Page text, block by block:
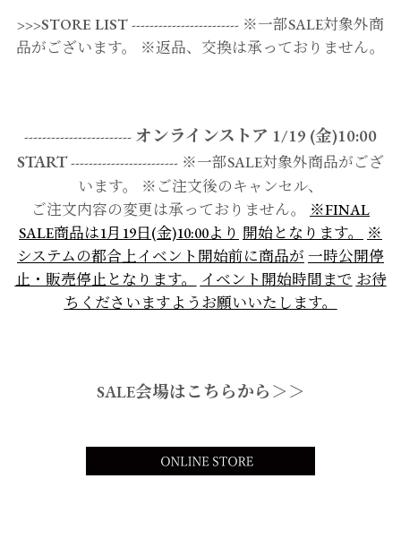
>>>STORE LIST------------------------ ※一部SALE対象外商
品がございます。 ※返品、交換は承っておりません。
------------------------ オンラインストア 1/19 (金)10:00
START------------------------ ※一部SALE対象外商品がござ
います。 ※ご注文後のキャンセル、
ご注文内容の変更は承っておりません。 ※FINAL
SALE商品は1月19日(金)10:00より 開始となります。
※
システムの都合上イベント開始前に商品が 一時公開停
止・販売停止となります。
イベント開始時間まで お待
ちくださいますようお願いいたします。
SALE会場はこちらから＞＞